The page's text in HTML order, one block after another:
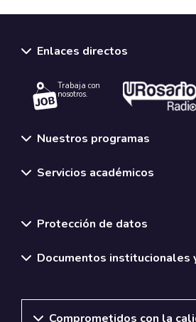
Enlaces directos
Trabaja con
nosotros.
Nuestros programas
Servicios académicos
Protección de datos
Documentos institucionales
Comprometidos con la